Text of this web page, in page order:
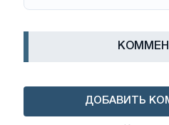
ДОБАВИТЬ